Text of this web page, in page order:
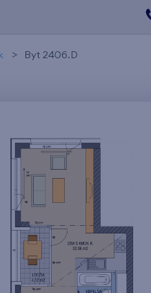
Byt 2406.D